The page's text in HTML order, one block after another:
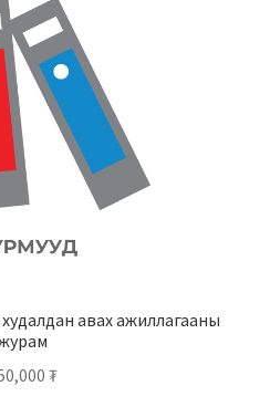
авах ажиллагааны
₮